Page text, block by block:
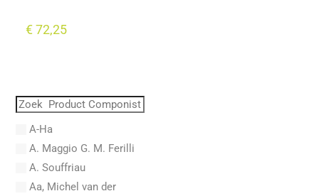
€72,25
A-Ha
A. Maggio G. M. Ferilli
A. Souffriau
Aa, Michel van der